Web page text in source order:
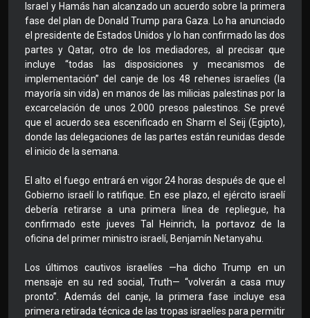
Israel y Hamás han alcanzado un acuerdo sobre la primera
fase del plan de Donald Trump para Gaza. Lo ha anunciado
el presidente de Estados Unidos y lo han confirmado las dos
partes y Qatar, otro de los mediadores, al precisar que
incluye “todas las disposiciones y mecanismos de
implementación” del canje de los 48 rehenes israelíes (la
mayoría sin vida) en manos de las milicias palestinas por la
excarcelación de unos 2.000 presos palestinos. Se prevé
que el acuerdo sea escenificado en Sharm el Seij (Egipto),
donde las delegaciones de las partes están reunidas desde
el inicio de la semana.
El alto el fuego entrará en vigor 24 horas después de que el
Gobierno israelí lo ratifique. En ese plazo, el ejército israelí
debería retirarse a una primera línea de repliegue, ha
confirmado este jueves Tal Heinrich, la portavoz de la
oficina del primer ministro israelí, Benjamín Netanyahu.
Los últimos cautivos israelíes —ha dicho Trump en un
mensaje en su red social, Truth— “volverán a casa muy
pronto”. Además del canje, la primera fase incluye esa
primera retirada técnica de las tropas israelíes para permitir